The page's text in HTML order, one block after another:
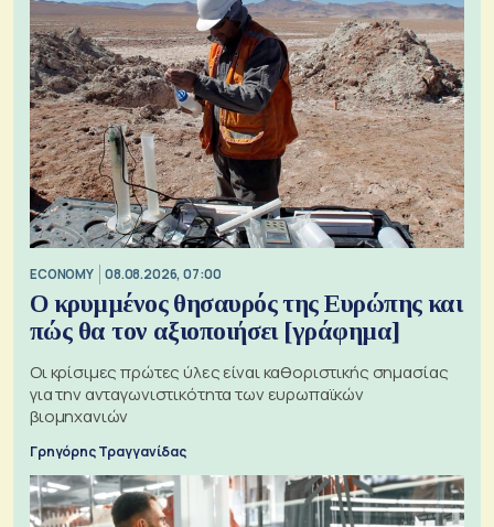
ECONOMY 08.08.2026, 07:00
Ο κρυμμένος θησαυρός της Ευρώπης και
πώς θα τον αξιοποιήσει [γράφημα]
Οι κρίσιμες πρώτες ύλες είναι καθοριστικής σημασίας
για την ανταγωνιστικότητα των ευρωπαϊκών
βιομηχανιών
Γρηγόρης Τραγγανίδας